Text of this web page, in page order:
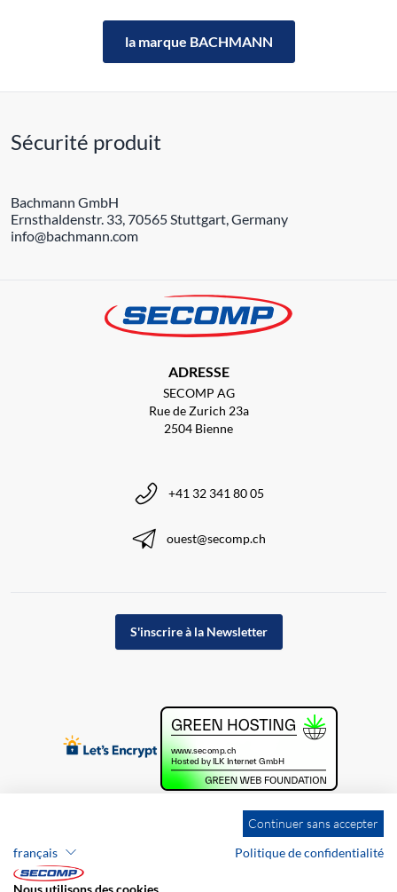
la marque BACHMANN
Sécurité produit
Bachmann GmbH
Ernsthaldenstr. 33, 70565 Stuttgart, Germany
info@bachmann.com
ADRESSE
SECOMP AG
Rue de Zurich 23a
2504 Bienne
+41 32 341 80 05
ouest@secomp.ch
S'inscrire à la Newsletter
Continuer sans accepter
français
Politique de confidentialité
Nous utilisons des cookies